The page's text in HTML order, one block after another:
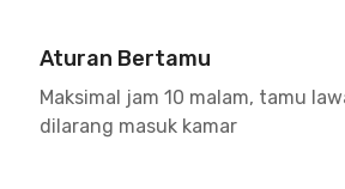
Aturan Bertamu
Maksimal jam 10 malam, tamu
dilarang masuk kamar